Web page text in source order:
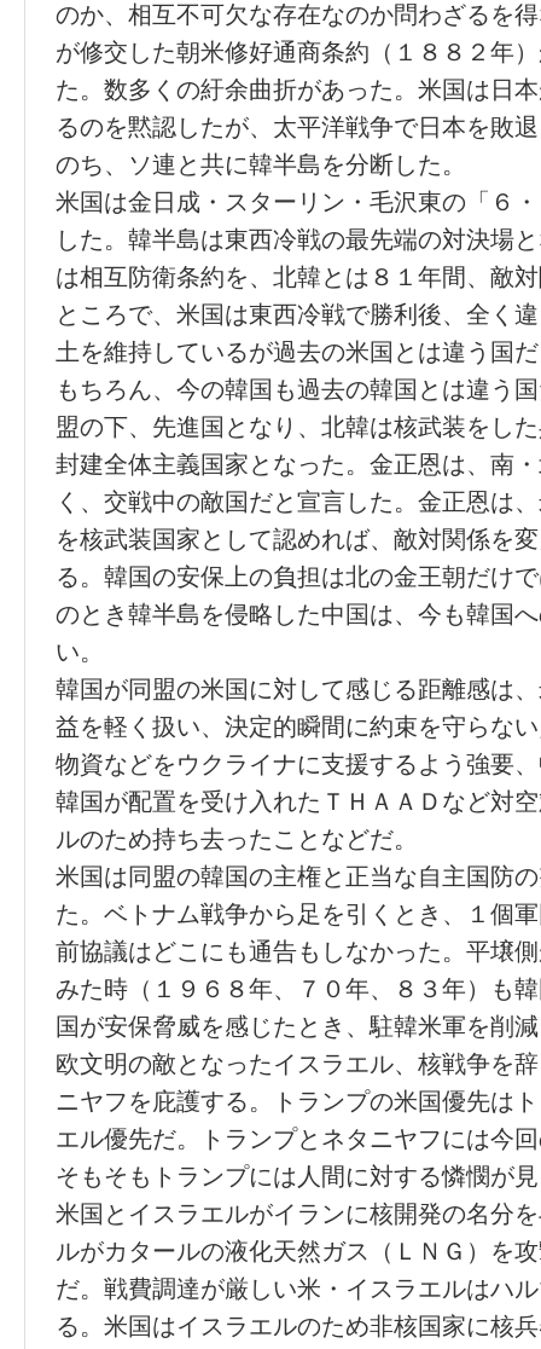
のか、相互不可欠な存在なのか問わざるを
が修交した朝米修好通商条約（１８８２年
た。数多くの紆余曲折があった。米国は日
るのを黙認したが、太平洋戦争で日本を敗
のち、ソ連と共に韓半島を分断した。
米国は金日成・スターリン・毛沢東の「６
した。韓半島は東西冷戦の最先端の対決場
は相互防衛条約を、北韓とは８１年間、敵
ところで、米国は東西冷戦で勝利後、全く
土を維持しているが過去の米国とは違う国
もちろん、今の韓国も過去の韓国とは違う
盟の下、先進国となり、北韓は核武装をし
封建全体主義国家となった。金正恩は、南
く、交戦中の敵国だと宣言した。金正恩は
を核武装国家として認めれば、敵対関係を
る。韓国の安保上の負担は北の金王朝だけ
のとき韓半島を侵略した中国は、今も韓国
い。
韓国が同盟の米国に対して感じる距離感は
益を軽く扱い、決定的瞬間に約束を守らな
物資などをウクライナに支援するよう強要
韓国が配置を受け入れたＴＨＡＡＤなど対
ルのため持ち去ったことなどだ。
米国は同盟の韓国の主権と正当な自主国防
た。ベトナム戦争から足を引くとき、１個
前協議はどこにも通告もしなかった。平壌
みた時（１９６８年、７０年、８３年）も
国が安保脅威を感じたとき、駐韓米軍を削
欧文明の敵となったイスラエル、核戦争を
ニヤフを庇護する。トランプの米国優先は
エル優先だ。トランプとネタニヤフには今
そもそもトランプには人間に対する憐憫が
米国とイスラエルがイランに核開発の名分
ルがカタールの液化天然ガス（ＬＮＧ）を
だ。戦費調達が厳しい米・イスラエルはハ
る。米国はイスラエルのため非核国家に核